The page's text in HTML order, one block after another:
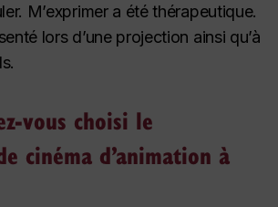
M’exprimer a été thérapeutique.
lors d’une projection ainsi qu’à
vous choisi le
cinéma d’animation à